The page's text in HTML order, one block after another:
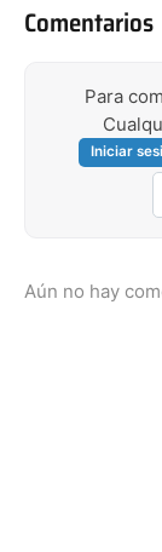
Comentarios
Para
Iniciar
Aún no hay